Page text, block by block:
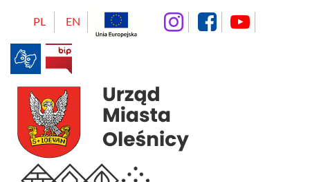
PL EN instagram